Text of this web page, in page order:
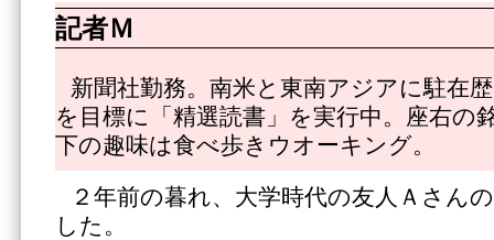
記者Ｍ
新聞社勤務。南米と東南アジアに駐在
を目標に「精選読書」を実行中。座右の
下の趣味は食べ歩きウオーキング。
２年前の暮れ、大学時代の友人Ａさん
した。